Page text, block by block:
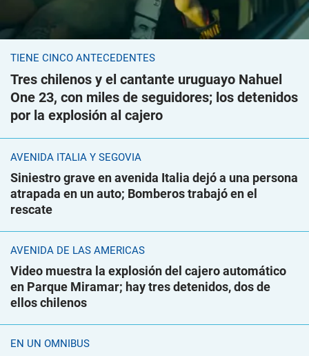
TIENE CINCO ANTECEDENTES
Tres chilenos y el cantante uruguayo Nahuel
One 23, con miles de seguidores; los detenidos
por la explosión al cajero
AVENIDA ITALIA Y SEGOVIA
Siniestro grave en avenida Italia dejó a una persona
atrapada en un auto; Bomberos trabajó en el
rescate
AVENIDA DE LAS AMÉRICAS
Video muestra la explosión del cajero automático
en Parque Miramar; hay tres detenidos, dos de
ellos chilenos
EN UN ÓMNIBUS